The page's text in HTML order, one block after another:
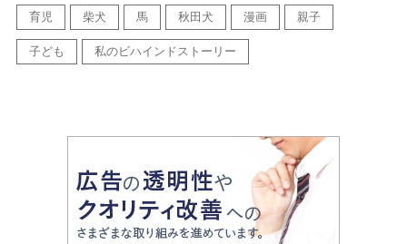
育児 柴犬 馬 秋田犬 漫画 親子
子ども 私のビハインドストーリー